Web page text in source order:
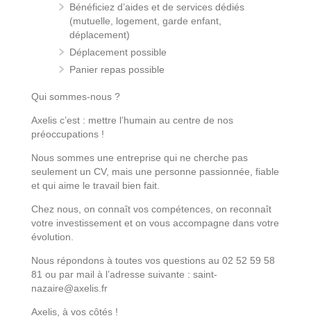
Bénéficiez d’aides et de services dédiés
(mutuelle, logement, garde enfant,
déplacement)
Déplacement possible
Panier repas possible
Qui sommes-nous ?
Axelis c’est : mettre l’humain au centre de nos
préoccupations !
Nous sommes une entreprise qui ne cherche pas
seulement un CV, mais une personne passionnée, fiable
et qui aime le travail bien fait.
Chez nous, on connaît vos compétences, on reconnaît
votre investissement et on vous accompagne dans votre
évolution.
Nous répondons à toutes vos questions au 02 52 59 58
81 ou par mail à l’adresse suivante : saint-
nazaire@axelis.fr
Axelis, à vos côtés !